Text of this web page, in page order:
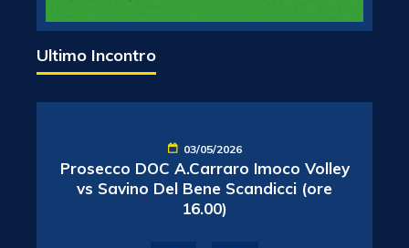
Ultimo Incontro
03/05/2026
Prosecco DOC A.Carraro Imoco Volley
vs Savino Del Bene Scandicci (ore
16.00)